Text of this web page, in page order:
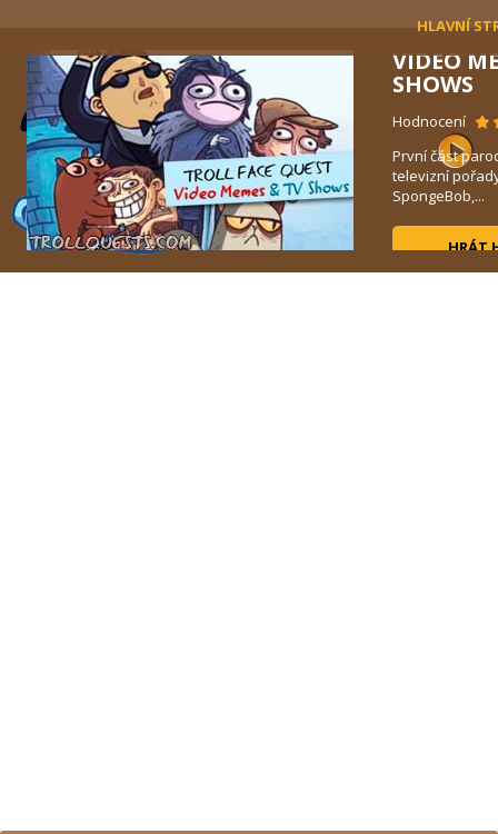
HLAVNÍ
VIDEO
SHOWS
Hodnocení
První část
televizní
SpongeBob,...
HRÁT